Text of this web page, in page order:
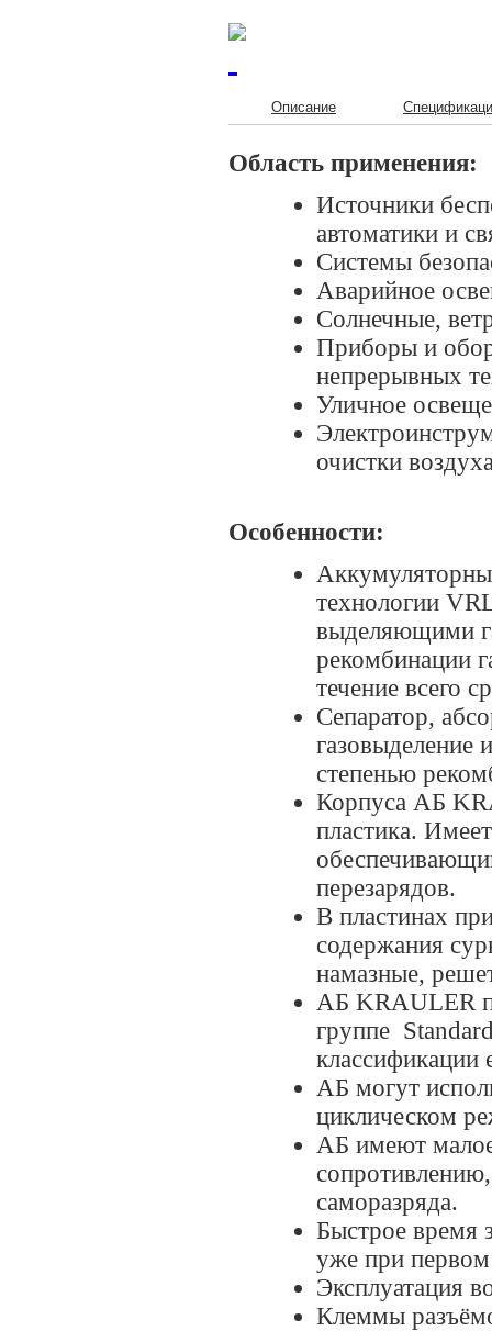
Описание
Область применения:
Источники
автоматики и
Системы
Аварийное
Солнечные,
Приборы и
непрерывных
Уличное
очистки
Особенности:
технологии
выделяющими
рекомбинации
течение всего
Сепаратор,
газовыделение
степенью
Корпуса АБ
пластика.
перезарядов.
В пластинах
содержания
намазные,
АБ KRAULER
группе
АБ могут
циклическом
АБ имеют
саморазряда.
Быстрое время
уже при первом
Эксплуатация
Клеммы